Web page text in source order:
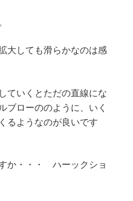
大しても滑らかなのは感
ていくとただの直線にな
ブローののように、いく
るようなのが良いです
か・・・ ハーックショ